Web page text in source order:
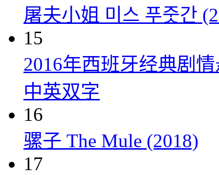
屠夫小姐 미스 푸줏간
15
2016年西班牙经典剧
中英双字
16
骡子 The Mule (2018)
17